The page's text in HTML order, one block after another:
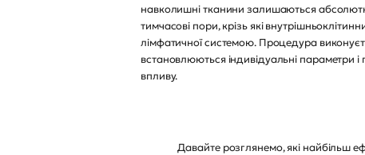
навколишні тканини залишаються
тимчасові пори, крізь які
лімфатичної системою. Процедура
встановлюються індивідуальні параметри
впливу.
Давайте розглянемо, які найбільш